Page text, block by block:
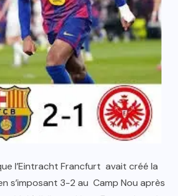
l’Eintracht Francfurt avait créé la
s’imposant 3-2 au Camp Nou après